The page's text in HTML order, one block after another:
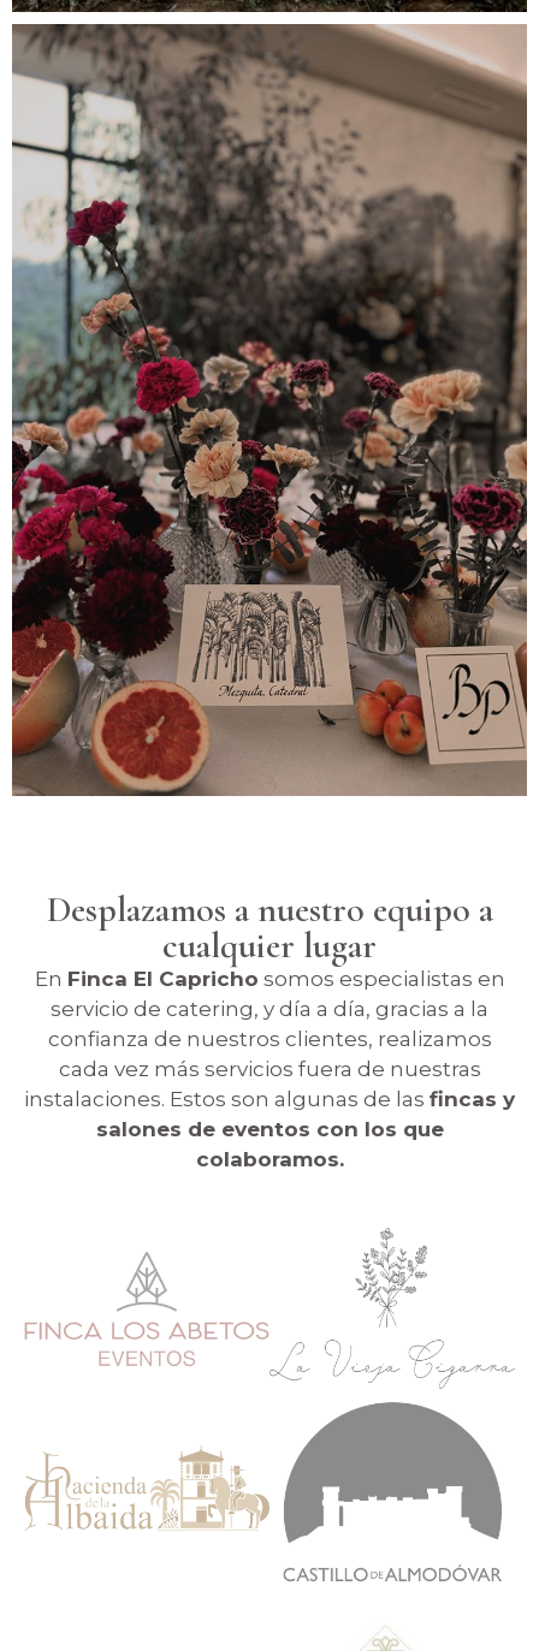
Desplazamos a nuestro equipo a
cualquier lugar
En Finca El Capricho somos especialistas en
servicio de catering, y día a día, gracias a la
confianza de nuestros clientes, realizamos
cada vez más servicios fuera de nuestras
instalaciones. Estos son algunas de las fincas y
salones de eventos con los que
colaboramos.